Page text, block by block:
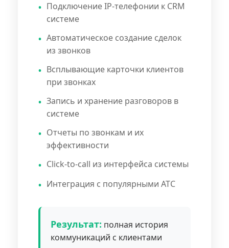
Подключение IP-телефонии к CRM
системе
Автоматическое создание сделок
из звонков
Всплывающие карточки клиентов
при звонках
Запись и хранение разговоров в
системе
Отчеты по звонкам и их
эффективности
Click-to-call из интерфейса системы
Интеграция с популярными АТС
Результат: полная история
коммуникаций с клиентами